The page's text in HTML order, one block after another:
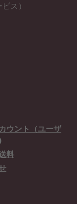
ス）
ウント（ユーザ
料